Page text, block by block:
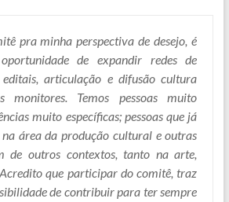
pra minha perspectiva de desejo, é
de expandir redes de
editais, articulação e difusão cultura
monitores. Temos pessoas muito
muito específicas; pessoas que já
área da produção cultural e outras
de outros contextos, tanto na arte,
que participar do comitê, traz
de contribuir para ter sempre